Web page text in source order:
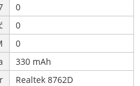
0
0
0
330 mAh
Realtek 8762D